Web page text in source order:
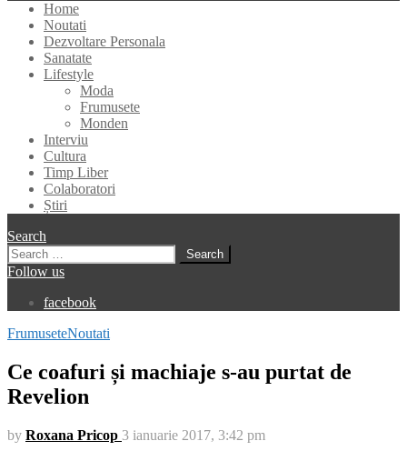
Home
Noutati
Dezvoltare Personala
Sanatate
Lifestyle
Moda
Frumusete
Monden
Interviu
Cultura
Timp Liber
Colaboratori
Știri
Search
Search
for:
Follow us
facebook
FrumuseteNoutati
Ce coafuri și machiaje s-au purtat de
Revelion
by Roxana Pricop 3 ianuarie 2017, 3:42 pm